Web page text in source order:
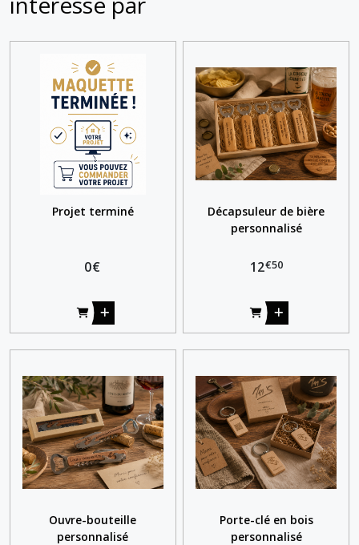
Projet terminé
0€
Décapsuleur de bière
personnalisé
12€50
Ouvre-bouteille
personnalisé
Porte-clé en bois
personnalisé